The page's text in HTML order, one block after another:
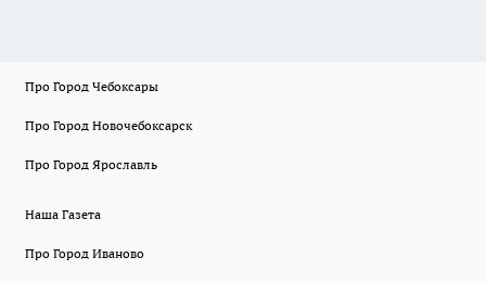
Про Город Чебоксары
Про Город Новочебоксарск
Про Город Ярославль
Наша Газета
Про Город Иваново